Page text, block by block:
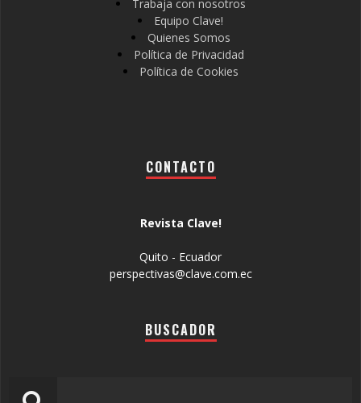
Trabaja con nosotros
Equipo Clave!
Quienes Somos
Política de Privacidad
Política de Cookies
CONTACTO
Revista Clave!
Quito - Ecuador
perspectivas@clave.com.ec
BUSCADOR